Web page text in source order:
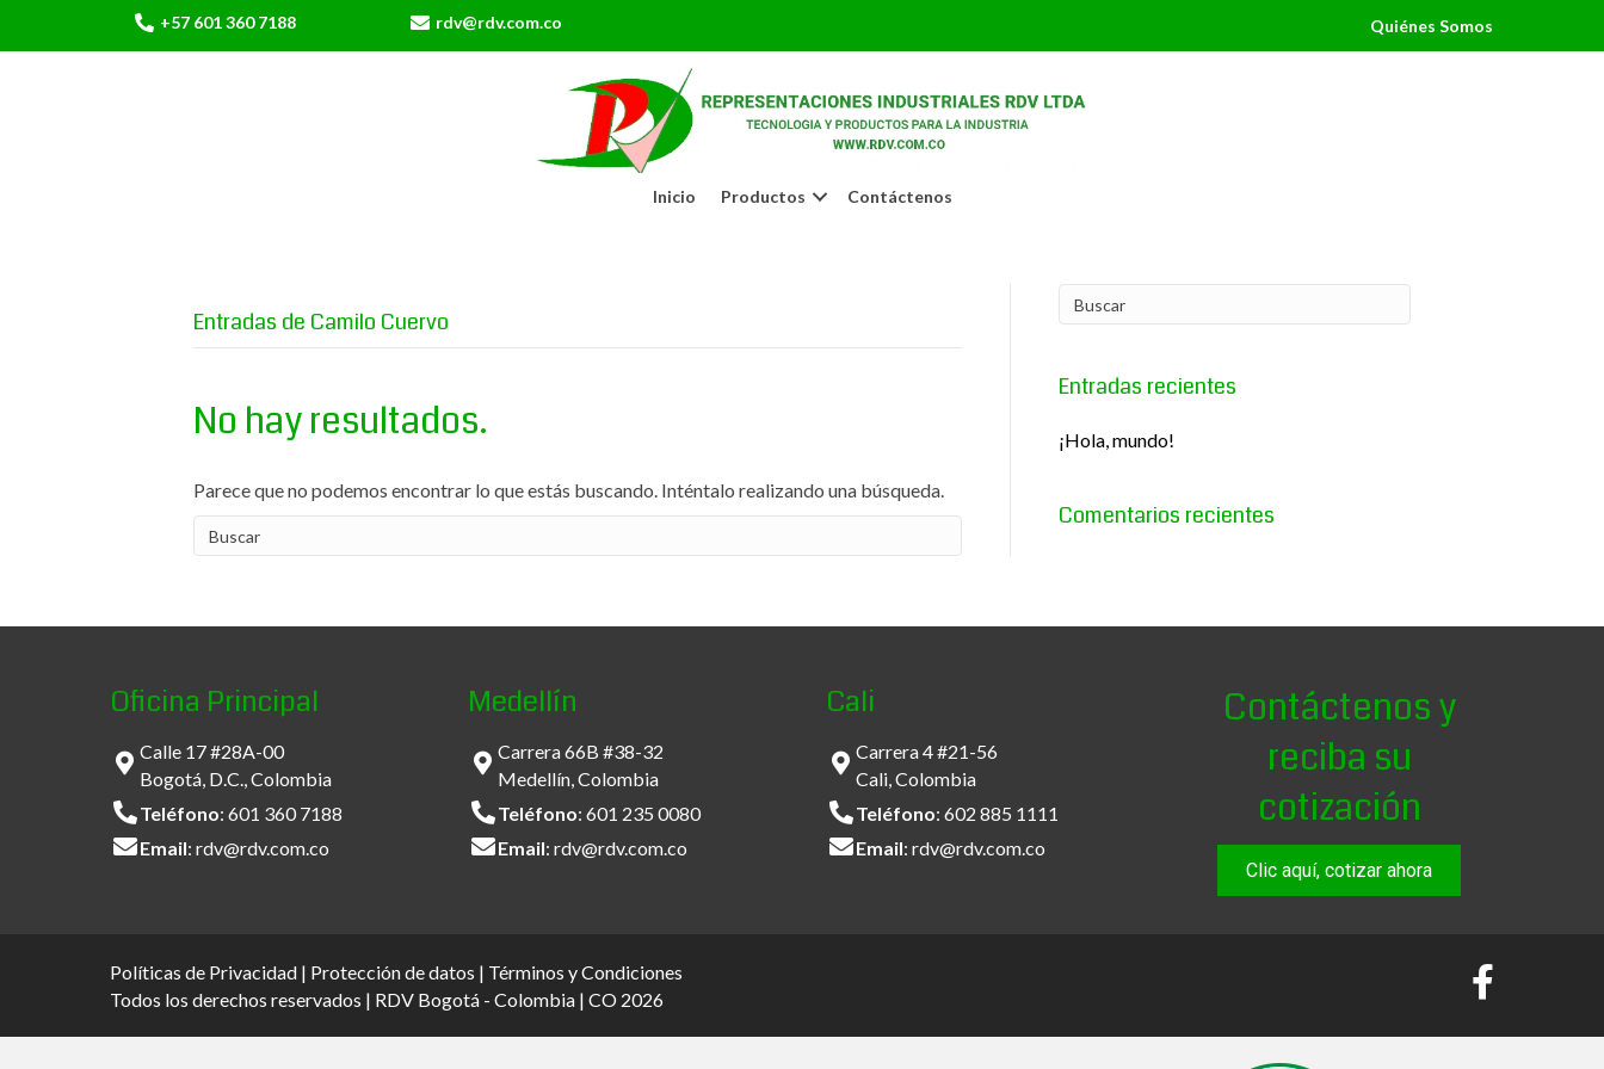
+57 601 360 7188 rdv@rdv.com.co Quiénes Somos
Inicio Productos Contáctenos
Entradas de Camilo Cuervo
No hay resultados.
Parece que no podemos encontrar lo que estás buscando. Inténtalo realizando una búsqueda.
Entradas recientes
¡Hola, mundo!
Comentarios recientes
Oficina Principal
Calle 17 #28A-00
Bogotá, D.C., Colombia
Teléfono: 601 360 7188
Email: rdv@rdv.com.co
Medellín
Carrera 66B #38-32
Medellín, Colombia
Teléfono: 601 235 0080
Email: rdv@rdv.com.co
Cali
Carrera 4 #21-56
Cali, Colombia
Teléfono: 602 885 1111
Email: rdv@rdv.com.co
Contáctenos y
reciba su
cotización
Clic aquí, cotizar ahora
Políticas de Privacidad | Protección de datos | Términos y Condiciones
Todos los derechos reservados | RDV Bogotá - Colombia | CO 2026